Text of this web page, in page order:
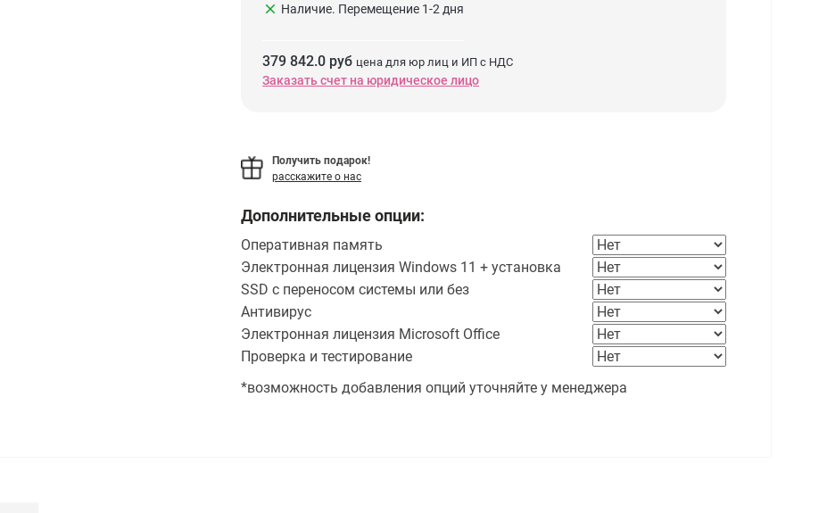
clear Наличие. Перемещение 1-2 дня
379 842.0 руб цена для юр лиц и ИП с НДС
Заказать счет на юридическое лицо
Получить подарок!
расскажите о нас
Дополнительные опции:
Оперативная память
Электронная лицензия Windows 11 + установка
SSD с переносом системы или без
Антивирус
Электронная лицензия Microsoft Office
Проверка и тестирование
*возможность добавления опций уточняйте у менеджера